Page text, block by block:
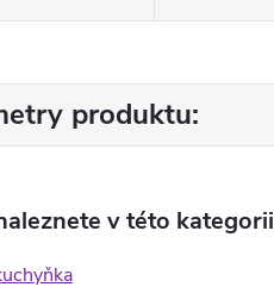
produktu:
v této kategorii